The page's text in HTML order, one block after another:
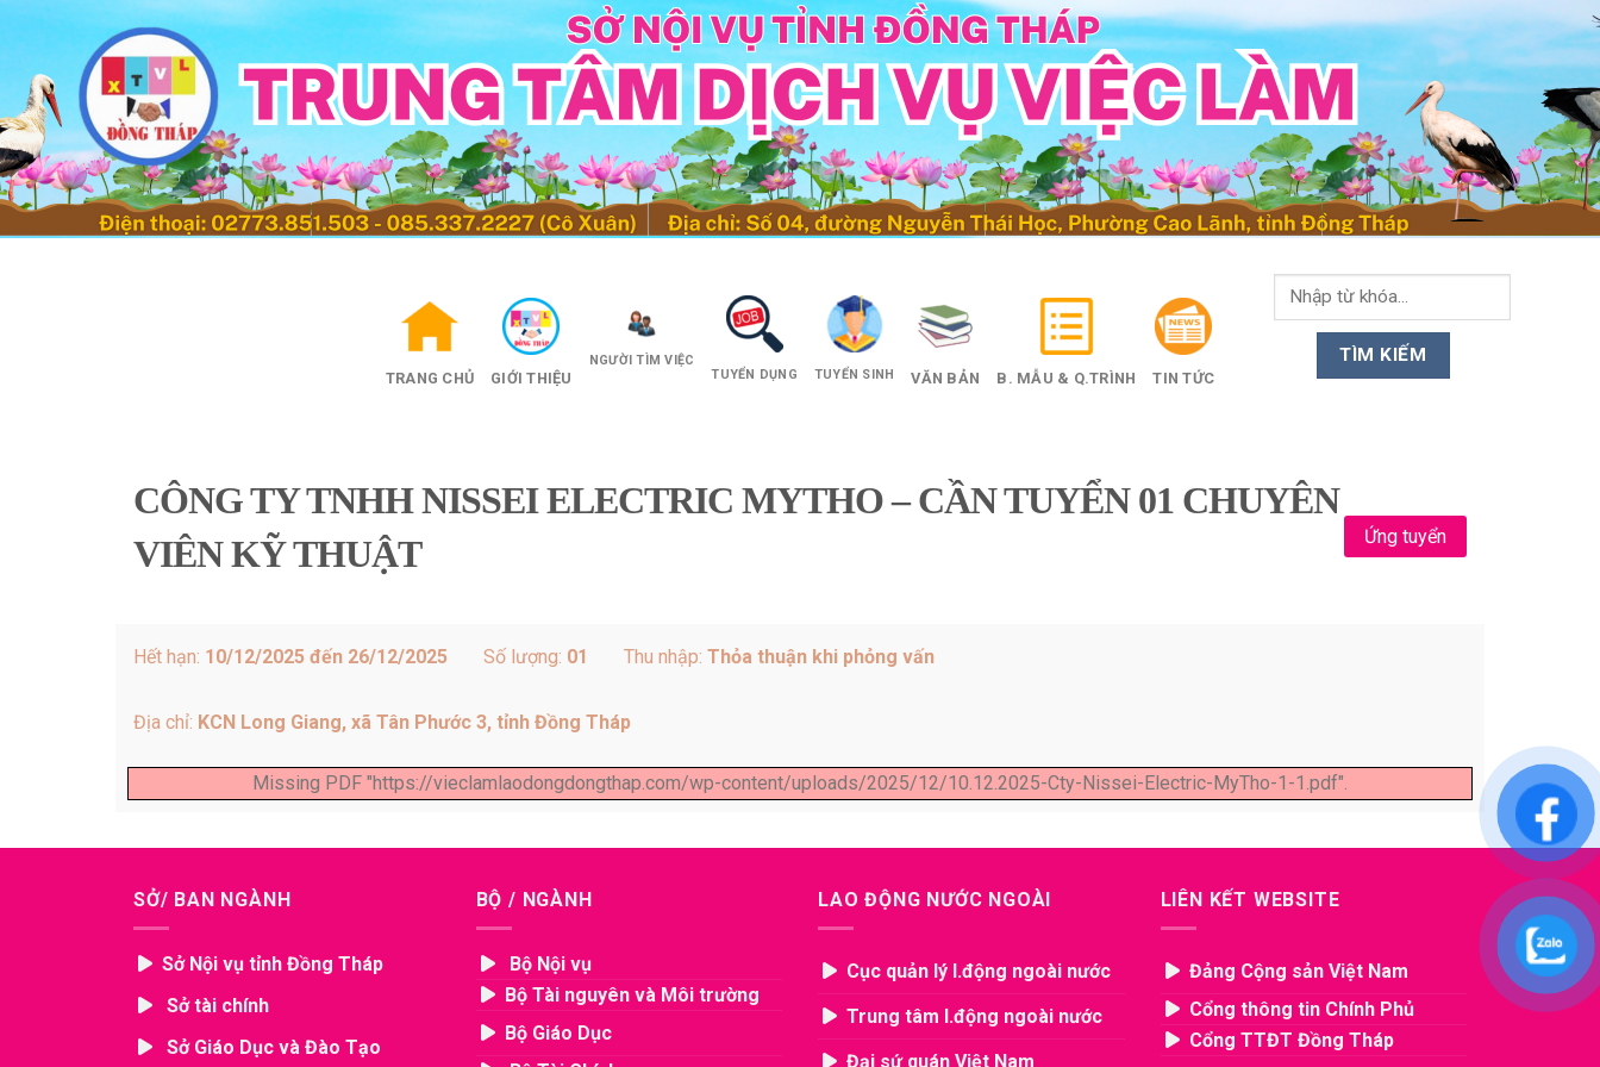
content
TRANG CHỦ GIỚI THIỆU
NGƯỜI TÌM VIỆC
TUYỂN DỤNG
TUYỂN SINH VĂN BẢN B. MẪU & Q.TRÌNH TIN TỨC
CÔNG TY TNHH NISSEI ELECTRIC MYTHO – CẦN TUYỂN 01 CHUYÊN
VIÊN KỸ THUẬT
Ứng tuyển
Hết hạn: 10/12/2025 đến 26/12/2025 Số lượng: 01 Thu nhập: Thỏa thuận khi phỏng vấn
Địa chỉ: KCN Long Giang, xã Tân Phước 3, tỉnh Đồng Tháp
Missing PDF "https://vieclamlaodongdongthap.com/wp-content/uploads/2025/12/10.12.2025-Cty-Nissei-Electric-MyTho-1-1.pdf".
SỞ/ BAN NGÀNH
Sở Nội vụ tỉnh Đồng Tháp
Sở tài chính
Sở Giáo Dục và Đào Tạo
BỘ / NGÀNH
Bộ Nội vụ
Bộ Tài nguyên và Môi trường
Bộ Giáo Dục
LAO ĐỘNG NƯỚC NGOÀI
Cục quản lý l.động ngoài nước
Trung tâm l.động ngoài nước
Đại sứ quán Việt Nam
LIÊN KẾT WEBSITE
Đảng Cộng sản Việt Nam
Cổng thông tin Chính Phủ
Cổng TTĐT Đồng Tháp